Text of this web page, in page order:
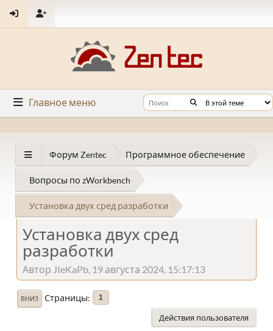
Главное меню
Форум Zentec Программное обеспечение
Вопросы по zWorkbench
Установка двух сред разработки
Установка двух сред
разработки
Автор JIeKaPb, 19 августа 2024, 15:17:13
ВНИЗ Страницы 1
Действия пользователя